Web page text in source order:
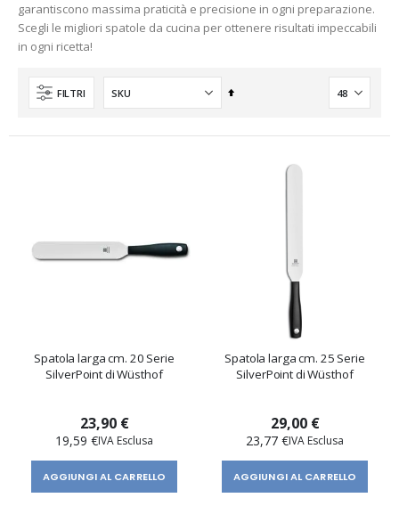
garantiscono massima praticità e precisione in ogni preparazione.
Scegli le migliori spatole da cucina per ottenere risultati impeccabili
in ogni ricetta!
FILTRI
Imposta
Spatola larga cm. 20 Serie
SilverPoint di Wüsthof
23,90 €
19,59 €
AGGIUNGI AL CARRELLO
Spatola larga cm. 25 Serie
SilverPoint di Wüsthof
29,00 €
23,77 €
AGGIUNGI AL CARRELLO